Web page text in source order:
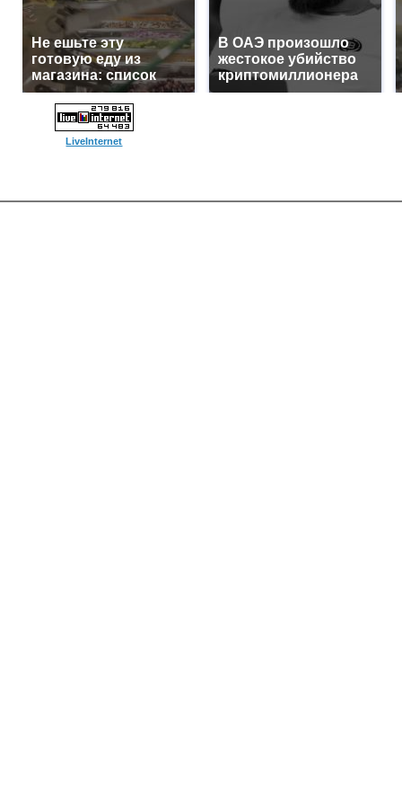
Не ешьте эту
готовую еду из
магазина: список
В ОАЭ произошло
жестокое убийство
криптомиллионера
LiveInternet